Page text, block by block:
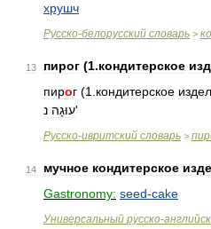
хрушч
Русско-белорусский словарь >
13 пирог (1.кондитерское
пирог (1 кондитерское
עוּגָה נ '
Русско-ивритский словарь >
14 мучное кондитерское
Gastronomy: seed-cake
Универсальный русско-